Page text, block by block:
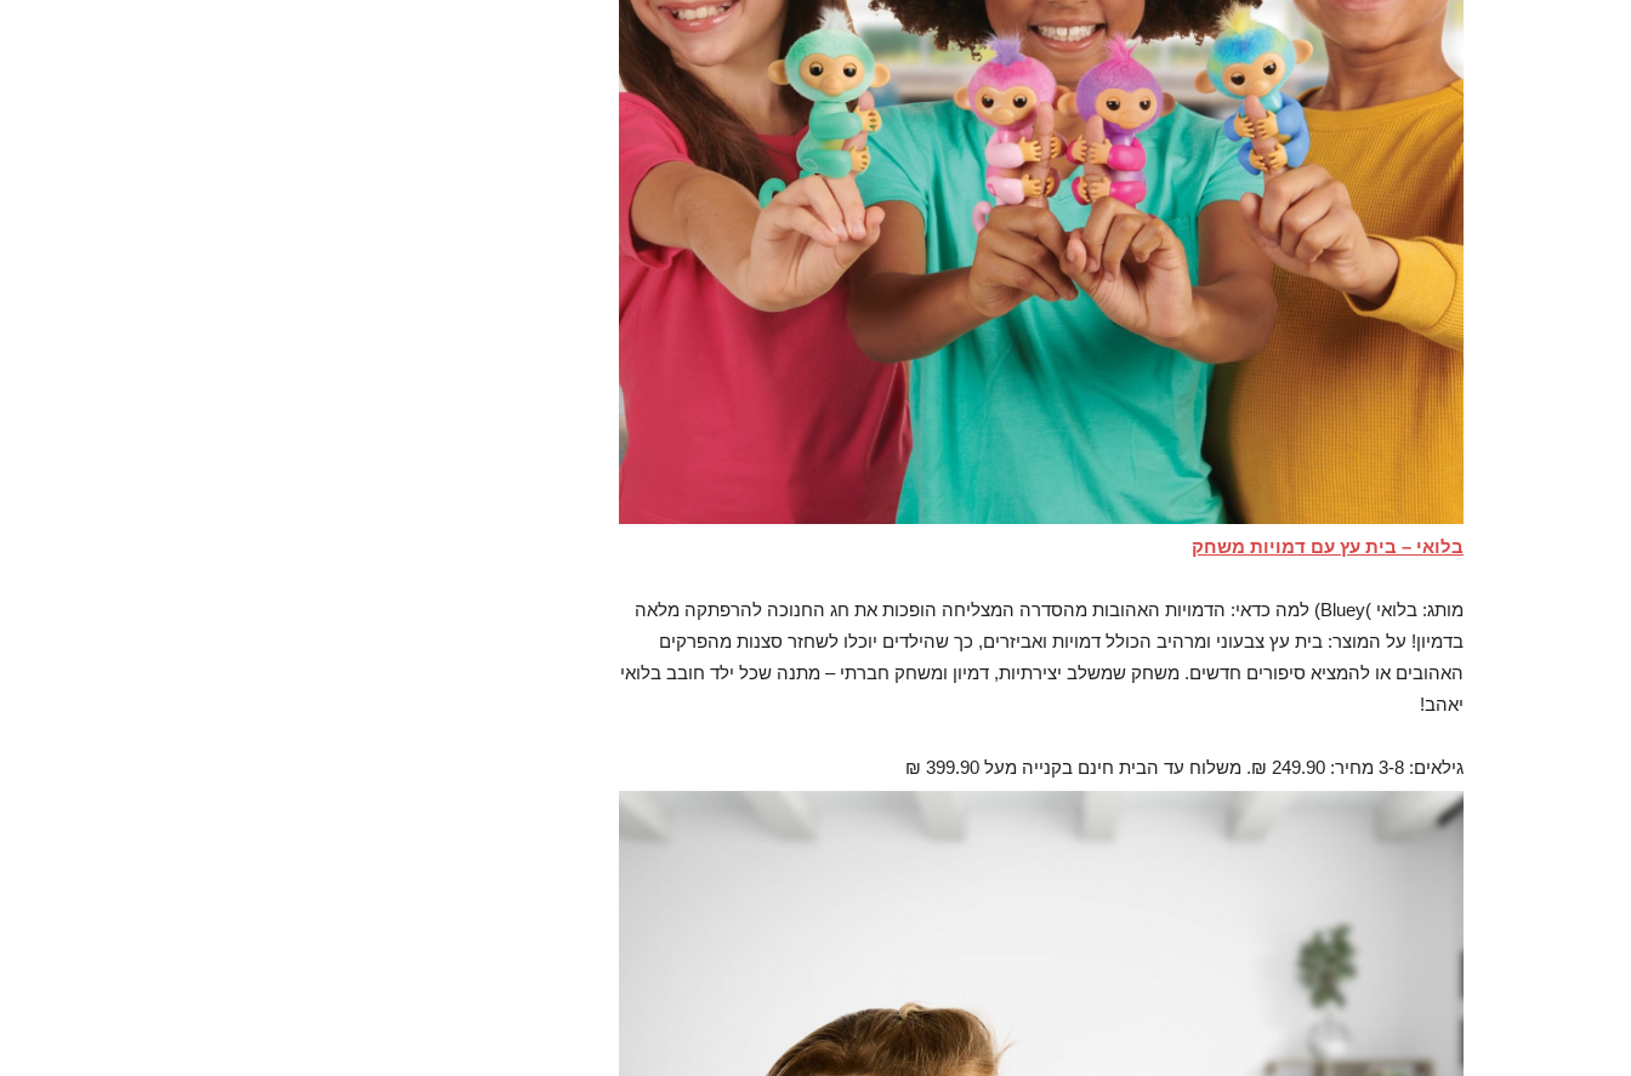
בלואי – בית עץ עם דמויות משחק
מותג: בלואי )Bluey) למה כדאי: הדמויות האהובות מהסדרה המצליחה הופכות את חג החנוכה להרפתקה מלאה
בדמיון! על המוצר: בית עץ צבעוני ומרהיב הכולל דמויות ואביזרים, כך שהילדים יוכלו לשחזר סצנות מהפרקים
האהובים או להמציא סיפורים חדשים. משחק שמשלב יצירתיות, דמיון ומשחק חברתי – מתנה שכל ילד חובב בלואי
יאהב!
גילאים: 3-8 מחיר: 249.90 ₪. משלוח עד הבית חינם בקנייה מעל 399.90 ₪